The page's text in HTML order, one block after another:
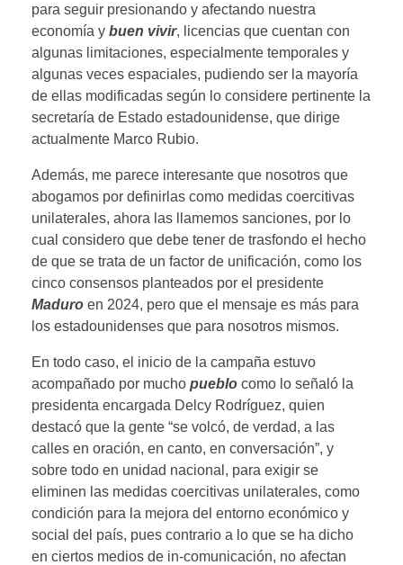
para seguir presionando y afectando nuestra
economía y buen vivir, licencias que cuentan con
algunas limitaciones, especialmente temporales y
algunas veces espaciales, pudiendo ser la mayoría
de ellas modificadas según lo considere pertinente la
secretaría de Estado estadounidense, que dirige
actualmente Marco Rubio.
Además, me parece interesante que nosotros que
abogamos por definirlas como medidas coercitivas
unilaterales, ahora las llamemos sanciones, por lo
cual considero que debe tener de trasfondo el hecho
de que se trata de un factor de unificación, como los
cinco consensos planteados por el presidente
Maduro en 2024, pero que el mensaje es más para
los estadounidenses que para nosotros mismos.
En todo caso, el inicio de la campaña estuvo
acompañado por mucho pueblo como lo señaló la
presidenta encargada Delcy Rodríguez, quien
destacó que la gente “se volcó, de verdad, a las
calles en oración, en canto, en conversación”, y
sobre todo en unidad nacional, para exigir se
eliminen las medidas coercitivas unilaterales, como
condición para la mejora del entorno económico y
social del país, pues contrario a lo que se ha dicho
en ciertos medios de in-comunicación, no afectan